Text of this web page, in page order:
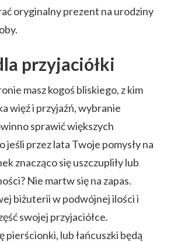
oryginalny prezent na urodziny
przyjaciółki
masz kogoś bliskiego, z kim
więź i przyjaźń, wybranie
sprawić większych
jeśli przez lata Twoje pomysły na
znacząco się uszczupliły lub
Nie martw się na zapas.
biżuterii w podwójnej ilości i
swojej przyjaciółce.
pierścionki, lub łańcuszki będą